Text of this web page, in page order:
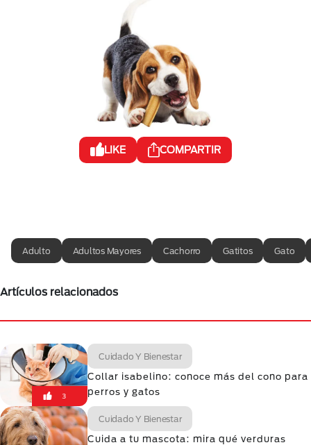
LIKE COMPARTIR
Adulto Adultos Mayores Cachorro Gatitos Gato
Artículos relacionados
3
Cuidado Y Bienestar
Collar isabelino: conoce más del cono para
perros y gatos
Cuidado Y Bienestar
Cuida a tu mascota: mira qué verduras